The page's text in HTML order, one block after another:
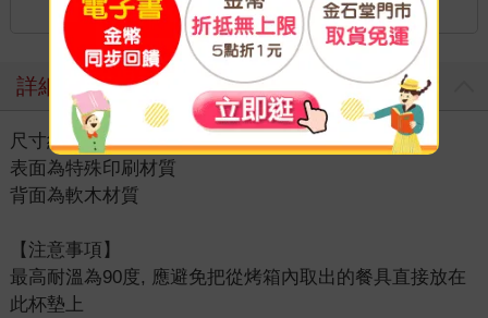
詳細資料
尺寸約為：10 × 10公分
表面為特殊印刷材質
背面為軟木材質
【注意事項】
最高耐溫為90度, 應避免把從烤箱內取出的餐具直接放在
此杯墊上